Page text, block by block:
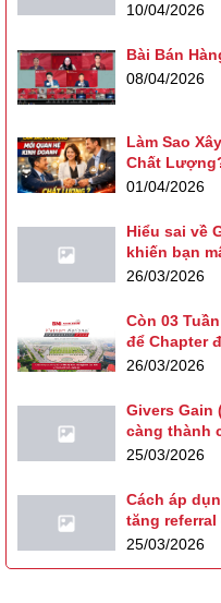
10/04/2026
Bài Bán
08/04/2026
Làm Sao
Chất
01/04/2026
Hiểu sai về
khiến bạn
26/03/2026
Còn 03
để Chapter
26/03/2026
Givers Gain
càng thành
25/03/2026
Cách áp
tăng
25/03/2026